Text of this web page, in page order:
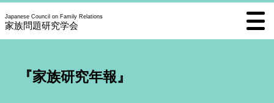
Japanese Council on Family Relations
家族問題研究学会
『家族研究年報』